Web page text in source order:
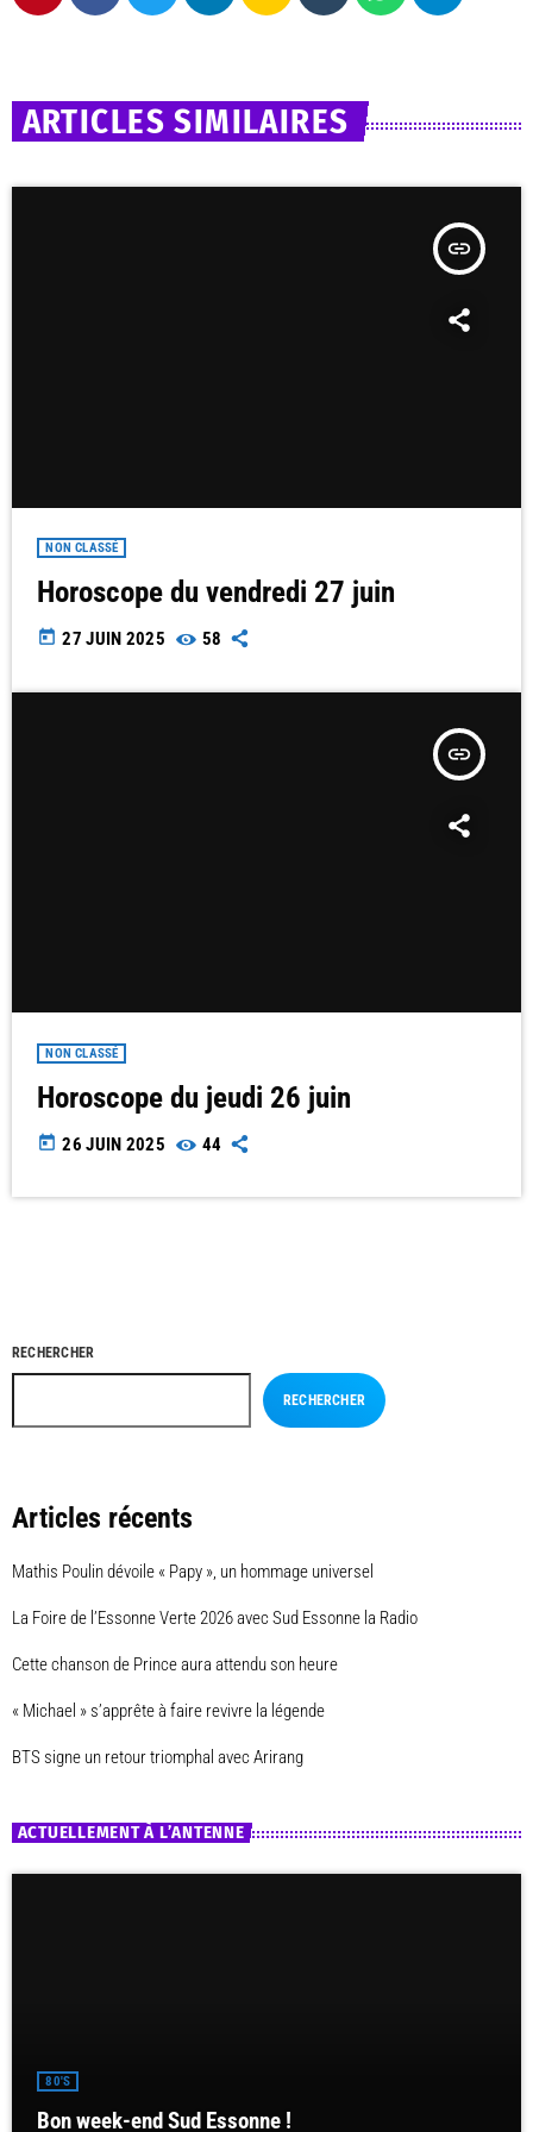
ARTICLES SIMILAIRES
insert_link
NON CLASSÉ
Horoscope du vendredi 27 juin
today 27 JUIN 2025 58
insert_link
NON CLASSÉ
Horoscope du jeudi 26 juin
today 26 JUIN 2025 44
RECHERCHER
RECHERCHER
Articles récents
Mathis Poulin dévoile « Papy », un hommage universel
La Foire de l’Essonne Verte 2026 avec Sud Essonne la Radio
Cette chanson de Prince aura attendu son heure
« Michael » s’apprête à faire revivre la légende
BTS signe un retour triomphal avec Arirang
ACTUELLEMENT À L’ANTENNE
80'S
Bon week-end Sud Essonne !